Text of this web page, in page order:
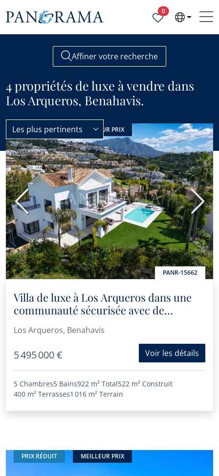
0Propriétés
Affiner votre recherche
4 propriétés de luxe à vendre dans
Los Arqueros, Benahavis.
Los Arqueros Luxe
Les plus pertinents
PRIX RÉDUIT MEILLEUR PRIX
PANR-15662
Précédent
Villa de luxe à Los Arqueros dans une
communauté sécurisée avec de
Los Arqueros, Benahavis
5 495 000 € Voir les détails
5 Chambres5 Bains922 m² Total522 m² Construit
400 m² Terrasses1 016 m² Terrain
PRIX RÉDUIT MEILLEUR PRIX